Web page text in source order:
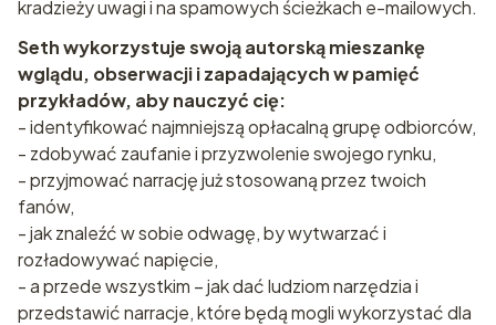
kradzieży uwagi i na spamowych ścieżkach e-mailowych.
Seth wykorzystuje swoją autorską mieszankę
wglądu, obserwacji i zapadających w pamięć
przykładów, aby nauczyć cię:
- identyfikować najmniejszą opłacalną grupę odbiorców,
- zdobywać zaufanie i przyzwolenie swojego rynku,
- przyjmować narrację już stosowaną przez twoich
fanów,
- jak znaleźć w sobie odwagę, by wytwarzać i
rozładowywać napięcie,
- a przede wszystkim – jak dać ludziom narzędzia i
przedstawić narracje, które będą mogli wykorzystać dla